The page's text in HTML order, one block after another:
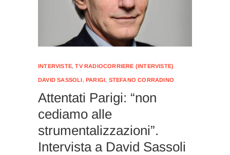
INTERVISTE,TV RADIOCORRIERE (INTERVISTE)
DAVID SASSOLI,PARIGI, STEFANO CORRADINO
Attentati Parigi: “non
cediamo alle
strumentalizzazioni”.
Intervista a David Sassoli